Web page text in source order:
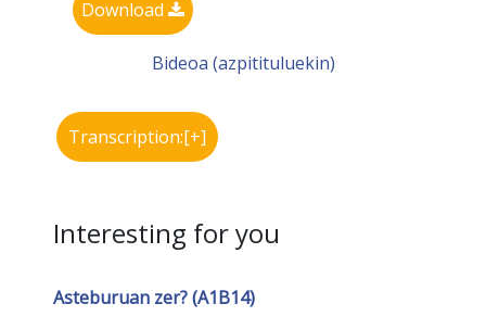
Download
Bideoa (azpitituluekin)
Transcription:[+]
Interesting for you
Asteburuan zer? (A1B14)